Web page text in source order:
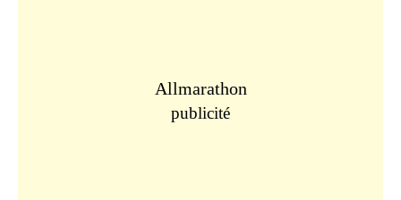
Allmarathon
publicité